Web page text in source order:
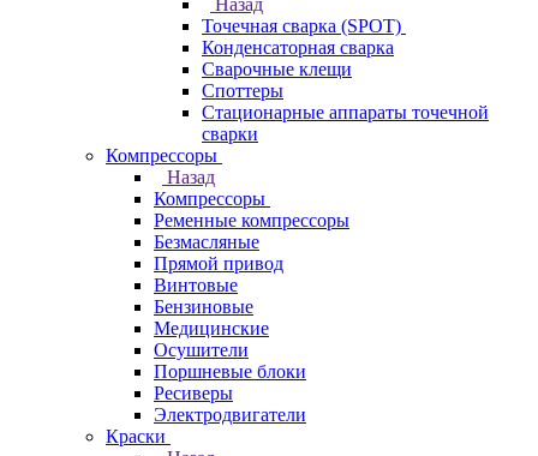
Назад
Точечная сварка (SPOT)
Конденсаторная сварка
Сварочные клещи
Споттеры
Стационарные аппараты точечной
сварки
Компрессоры
Назад
Компрессоры
Ременные компрессоры
Безмасляные
Прямой привод
Винтовые
Бензиновые
Медицинские
Осушители
Поршневые блоки
Ресиверы
Электродвигатели
Краски